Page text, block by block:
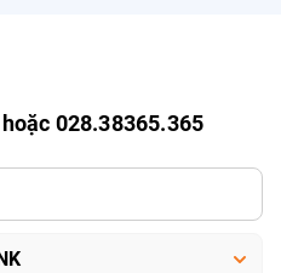
028.38365.365